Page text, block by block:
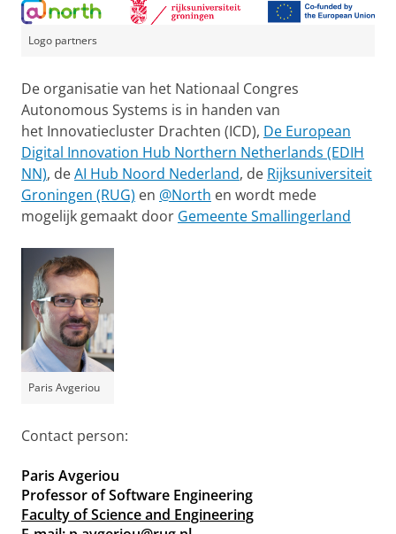
Logo partners
De organisatie van het Nationaal Congres
Autonomous Systems is in handen van
het Innovatiecluster Drachten (ICD), De European
Digital Innovation Hub Northern Netherlands (EDIH
NN), deAI Hub Noord Nederland, de Rijksuniversiteit
Groningen (RUG) en @North en wordt mede
mogelijk gemaakt door Gemeente Smallingerland
Paris Avgeriou
Contact person:
Paris Avgeriou
Professor of Software Engineering
Faculty of Science and Engineering